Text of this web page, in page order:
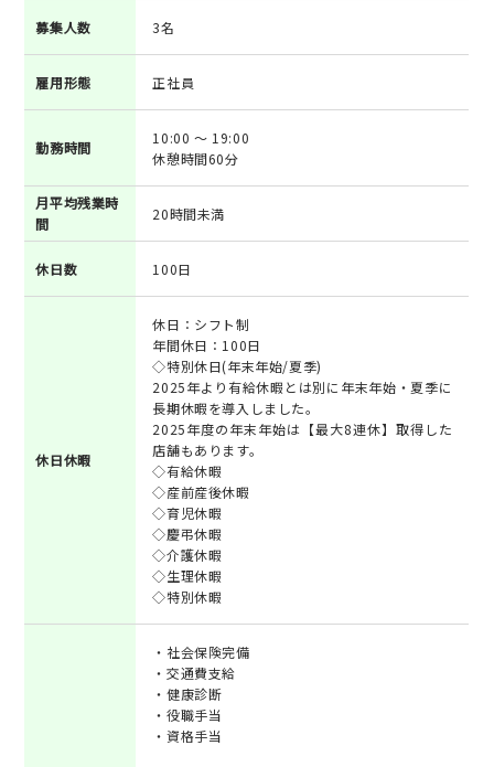
募集人数 3名
雇用形態 正社員
勤務時間
10:00 ～ 19:00
休憩時間60分
月平均残業時
間
20時間未満
休日数 100日
休日休暇
休日：シフト制
年間休日：100日
◇特別休日(年末年始/夏季)
2025年より有給休暇とは別に年末年始・夏季に
長期休暇を導入しました。
2025年度の年末年始は【最大8連休】取得した
店舗もあります。
◇有給休暇
◇産前産後休暇
◇育児休暇
◇慶弔休暇
◇介護休暇
◇生理休暇
◇特別休暇
・社会保険完備
・交通費支給
・健康診断
・役職手当
・資格手当